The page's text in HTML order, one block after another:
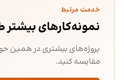
خدمت مرتبط
نمونه‌کارهای
پروژه‌های بیشتری در همین
مقایسه کنید.